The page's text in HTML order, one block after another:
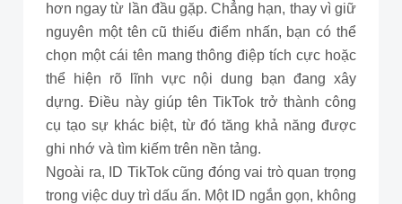
hơn ngay từ lần đầu gặp. Chẳng hạn, thay vì giữ
nguyên một tên cũ thiếu điểm nhấn, bạn có thể
chọn một cái tên mang thông điệp tích cực hoặc
thể hiện rõ lĩnh vực nội dung bạn đang xây
dựng. Điều này giúp tên TikTok trở thành công
cụ tạo sự khác biệt, từ đó tăng khả năng được
ghi nhớ và tìm kiếm trên nền tảng.
Ngoài ra, ID TikTok cũng đóng vai trò quan trọng
trong việc duy trì dấu ấn. Một ID ngắn gọn, không